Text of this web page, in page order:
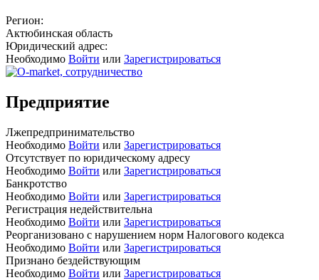
Регион:
Актюбинская область
Юридический адрес:
Необходимо Войти или Зарегистрироваться
Предприятие
Лжепредпринимательство
Необходимо Войти или Зарегистрироваться
Отсутствует по юридическому адресу
Необходимо Войти или Зарегистрироваться
Банкротство
Необходимо Войти или Зарегистрироваться
Регистрация недействительна
Необходимо Войти или Зарегистрироваться
Реорганизовано с нарушением норм Налогового кодекса
Необходимо Войти или Зарегистрироваться
Признано бездействующим
Необходимо Войти или Зарегистрироваться